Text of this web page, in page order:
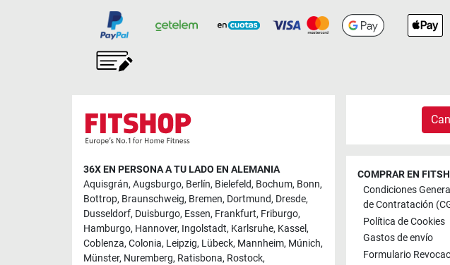
36X EN PERSONA A TU LADO EN ALEMANIA
Aquisgrán, Augsburgo, Berlín, Bielefeld, Bochum, Bonn,
Bottrop, Braunschweig, Bremen, Dortmund, Dresde,
Dusseldorf, Duisburgo, Essen, Frankfurt, Friburgo,
Hamburgo, Hannover, Ingolstadt, Karlsruhe, Kassel,
Coblenza, Colonia, Leipzig, Lübeck, Mannheim, Múnich,
Münster, Nuremberg, Ratisbona, Rostock,
COMPRAR EN
Condiciones
de Contratación
Política de Cookies
Gastos de envío
Formulario